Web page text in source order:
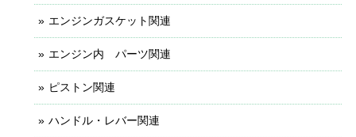
エンジンガスケット関連
エンジン内 パーツ関連
ピストン関連
ハンドル・レバー関連